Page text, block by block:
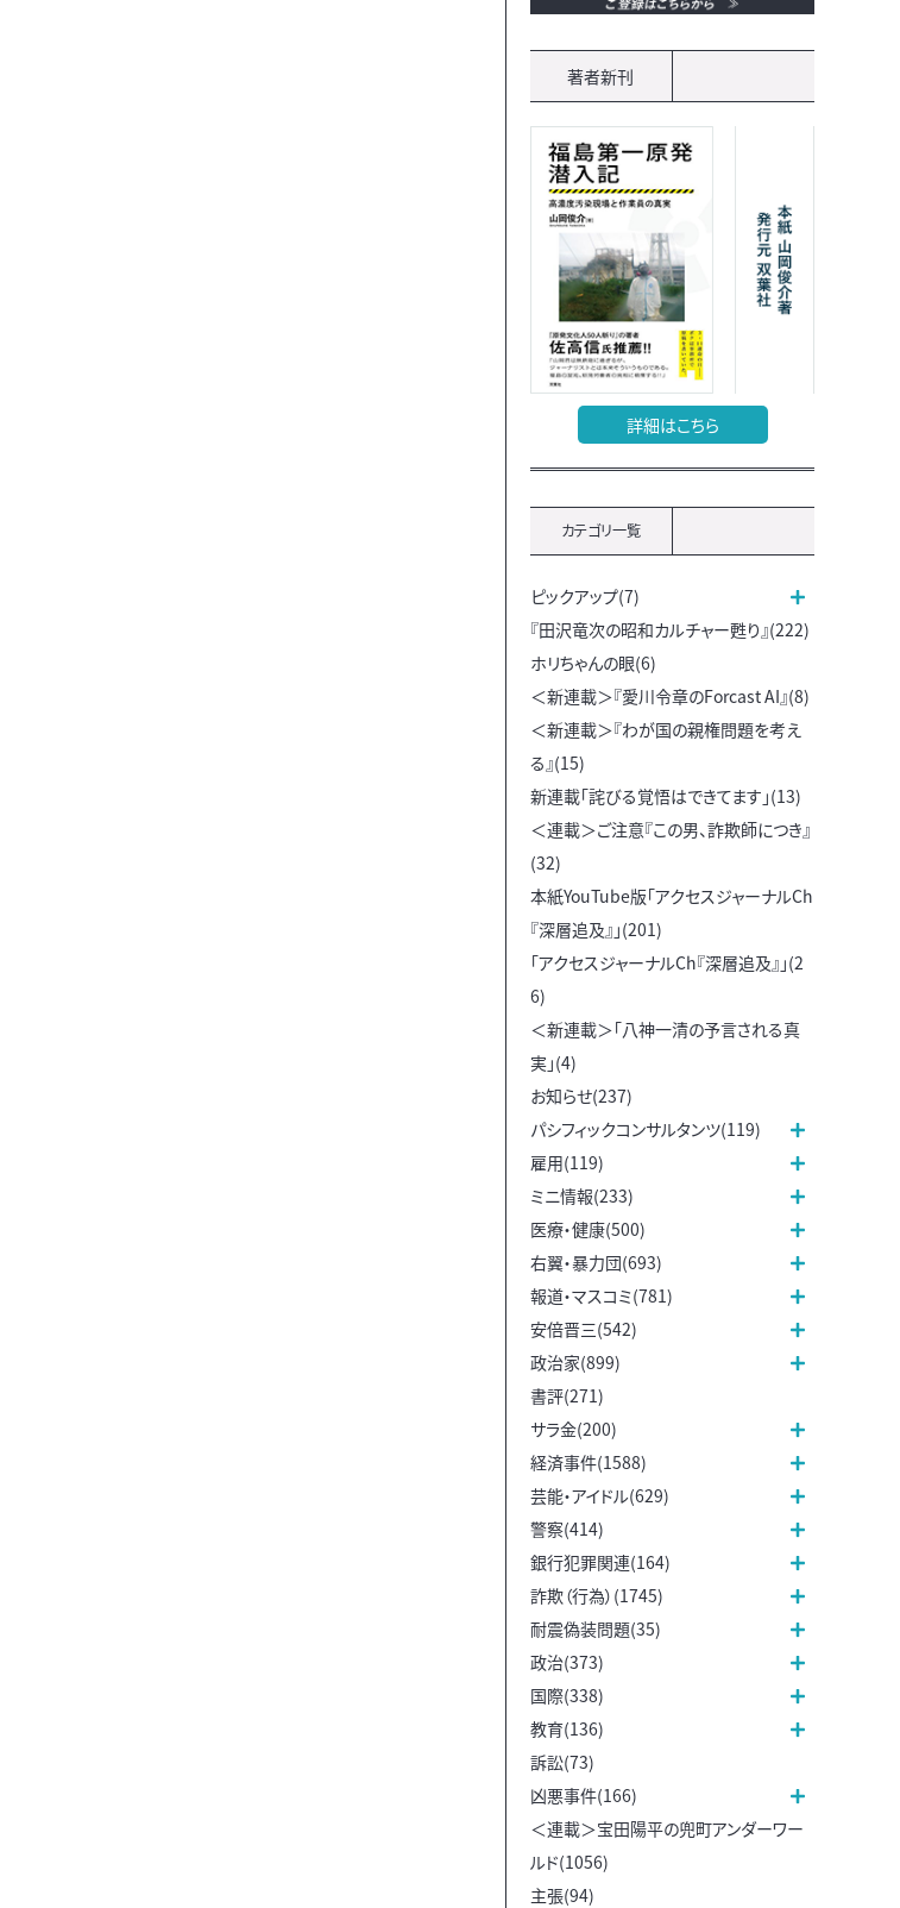
著者新刊
詳細はこちら
カテゴリ一覧
ピックアップ(7)
『田沢竜次の昭和カルチャー甦り』(222)
ホリちゃんの眼(6)
＜新連載＞『愛川令章のForcast AI』(8)
＜新連載＞『わが国の親権問題を考え
る』(15)
新連載「詫びる覚悟はできてます」(13)
＜連載＞ご注意『この男、詐欺師につき』
(32)
本紙YouTube版「アクセスジャーナルCh
『深層追及』」(201)
「アクセスジャーナルCh『深層追及』」(2
6)
＜新連載＞「八神一清の予言される真
実」(4)
お知らせ(237)
パシフィックコンサルタンツ(119)
雇用(119)
ミニ情報(233)
医療・健康(500)
右翼・暴力団(693)
報道・マスコミ(781)
安倍晋三(542)
政治家(899)
書評(271)
サラ金(200)
経済事件(1588)
芸能・アイドル(629)
警察(414)
銀行犯罪関連(164)
詐欺（行為）(1745)
耐震偽装問題(35)
政治(373)
国際(338)
教育(136)
訴訟(73)
凶悪事件(166)
＜連載＞宝田陽平の兜町アンダーワー
ルド(1056)
主張(94)